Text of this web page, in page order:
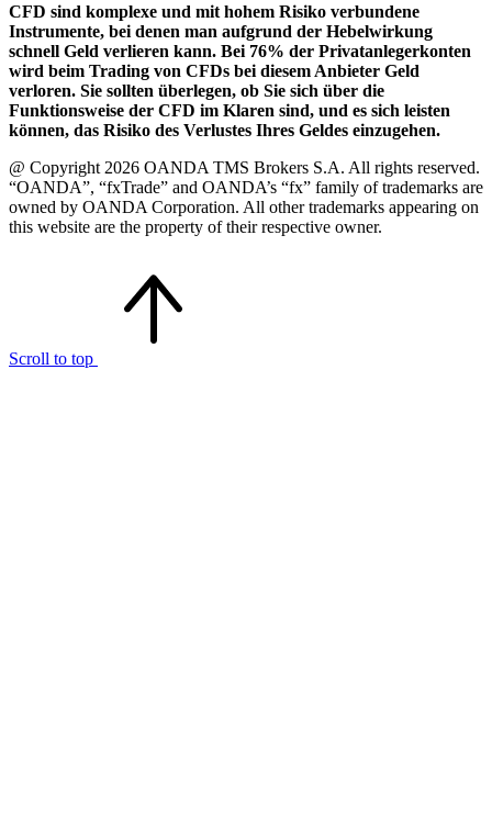
CFD sind komplexe und mit hohem Risiko verbundene
Instrumente, bei denen man aufgrund der Hebelwirkung
schnell Geld verlieren kann. Bei 76% der Privatanlegerkonten
wird beim Trading von CFDs bei diesem Anbieter Geld
verloren. Sie sollten überlegen, ob Sie sich über die
Funktionsweise der CFD im Klaren sind, und es sich leisten
können, das Risiko des Verlustes Ihres Geldes einzugehen.
@ Copyright 2026 OANDA TMS Brokers S.A. All rights reserved.
“OANDA”, “fxTrade” and OANDA’s “fx” family of trademarks are
owned by OANDA Corporation. All other trademarks appearing on
this website are the property of their respective owner.
Scroll to top